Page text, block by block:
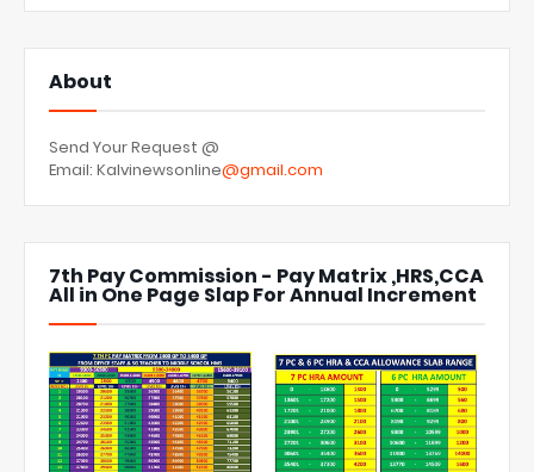
About
Send Your Request @
Email: Kalvinewsonline@gmail.com
7th Pay Commission - Pay Matrix ,HRS,CCA
All in One Page Slap For Annual Increment